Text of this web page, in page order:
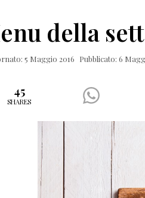
della
5 Maggio 2016 Pubblicato: 6
45
SHARES